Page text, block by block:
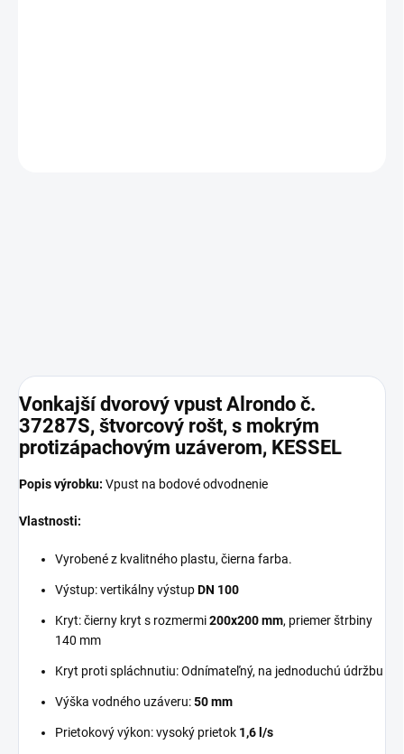
Vonkajší dvorový vpust Alrondo č.
37287S, štvorcový rošt, s mokrým
protizápachovým uzáverom, KESSEL
Popis výrobku: Vpust na bodové odvodnenie
Vlastnosti:
Vyrobené z kvalitného plastu, čierna farba.
Výstup: vertikálny výstupDN 100
Kryt: čierny kryt s rozmermi200x200 mm, priemer štrbiny
140 mm
Kryt proti spláchnutiu: Odnímateľný, na jednoduchú údržbu
Výška vodného uzáveru:50 mm
Prietokový výkon: vysoký prietok 1,6 l/s